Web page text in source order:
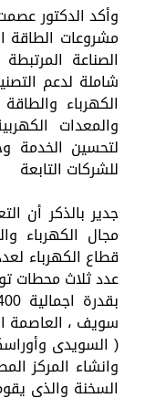
وأكد الدكتور
مشروعات الطاقة
الصناعة
شاملة لدعم
الكهرباء
والمعدات
لتحسين الخدمة
للشركات التابعة
جدير بالذكر أن
مجال الكهرباء
قطاع الكهرباء
عدد ثلاث محطات
سويف ، العاصمة
( السويدى
وانشاء المركز
السخنة والذى